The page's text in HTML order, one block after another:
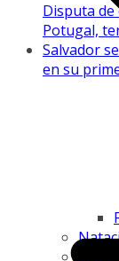
Disputa
Potugal,
Salvador
en su